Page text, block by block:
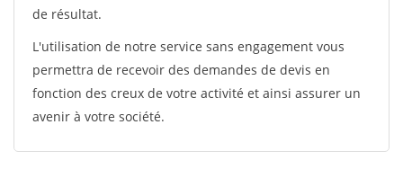
de résultat.
L'utilisation de notre service sans engagement vous
permettra de recevoir des demandes de devis en
fonction des creux de votre activité et ainsi assurer un
avenir à votre société.